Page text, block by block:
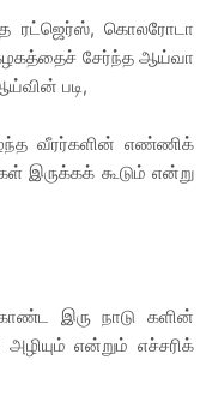
ரட்ஜெர்ஸ், கொலரோடா
சேர்ந்த ஆய்வா
படி,
வீரர்களின் எண்ணிக்
இருக்கக் கூடும் என்று
இரு நாடு களின்
என்றும் எச்சரிக்